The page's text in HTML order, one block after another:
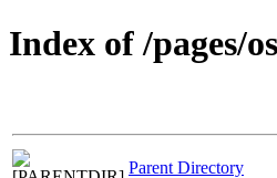
Index of /pages/
Parent Directory